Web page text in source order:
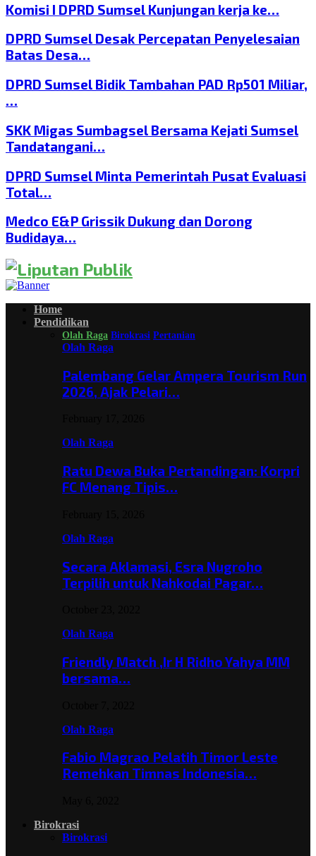
Komisi I DPRD Sumsel Kunjungan kerja ke…
DPRD Sumsel Desak Percepatan Penyelesaian
Batas Desa…
DPRD Sumsel Bidik Tambahan PAD Rp501 Miliar,
…
SKK Migas Sumbagsel Bersama Kejati Sumsel
Tandatangani…
DPRD Sumsel Minta Pemerintah Pusat Evaluasi
Total…
Medco E&P Grissik Dukung dan Dorong
Budidaya…
Home
Pendidikan
Olah Raga Birokrasi Pertanian
Olah Raga
Palembang Gelar Ampera Tourism Run
2026, Ajak Pelari…
Olah Raga
Ratu Dewa Buka Pertandingan: Korpri
FC Menang Tipis…
Olah Raga
Secara Aklamasi, Esra Nugroho
Terpilih untuk Nahkodai Pagar…
Olah Raga
Friendly Match ,Ir H Ridho Yahya MM
bersama…
Olah Raga
Fabio Magrao Pelatih Timor Leste
Remehkan Timnas Indonesia…
Birokrasi
Birokrasi